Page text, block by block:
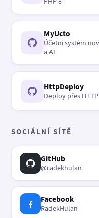
MyUcto
Účetní systém
a AI
HttpDeploy
Deploy přes
SOCIÁLNÍ SÍTĚ
GitHub
@radekhulan
Facebook
RadekHulan